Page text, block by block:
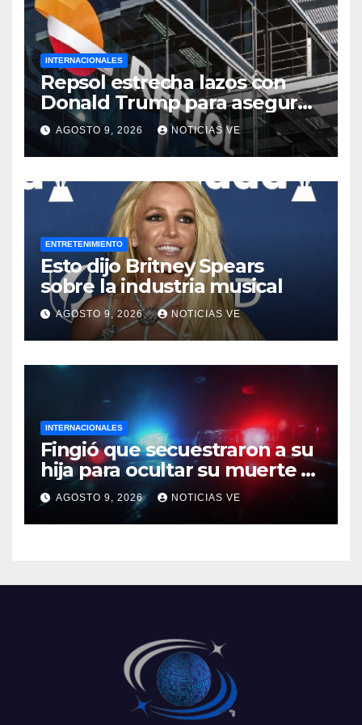
INTERNACIONALES
Repsol estrecha lazos con
Donald Trump para asegurar
negocios en Venezuela
AGOSTO 9, 2026 NOTICIAS VE
ENTRETENIMIENTO
Esto dijo Britney Spears
sobre la industria musical
AGOSTO 9, 2026 NOTICIAS VE
INTERNACIONALES
Fingió que secuestraron a su
hija para ocultar su muerte y
así la policía descubrió el
engaño
AGOSTO 9, 2026 NOTICIAS VE